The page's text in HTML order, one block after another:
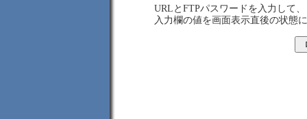
URLとFTPパスワードを入力して
入力欄の値を画面表示直後の状態